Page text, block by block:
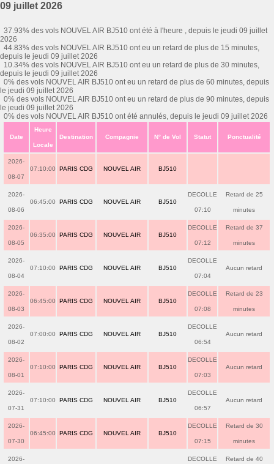
09 juillet 2026
37.93% des vols NOUVEL AIR BJ510 ont été à l'heure , depuis le jeudi 09 juillet
2026
44.83% des vols NOUVEL AIR BJ510 ont eu un retard de plus de 15 minutes,
depuis le jeudi 09 juillet 2026
10.34% des vols NOUVEL AIR BJ510 ont eu un retard de plus de 30 minutes,
depuis le jeudi 09 juillet 2026
0% des vols NOUVEL AIR BJ510 ont eu un retard de plus de 60 minutes, depuis
le jeudi 09 juillet 2026
0% des vols NOUVEL AIR BJ510 ont eu un retard de plus de 90 minutes, depuis
le jeudi 09 juillet 2026
0% des vols NOUVEL AIR BJ510 ont été annulés, depuis le jeudi 09 juillet 2026
Date
Heure
Locale
Destination Compagnie N° de Vol Statut Ponctualité
2026-
08-07
07:10:00 PARIS CDG NOUVEL AIR BJ510
2026-
08-06
06:45:00 PARIS CDG NOUVEL AIR BJ510
DECOLLE
07:10
Retard de 25
minutes
2026-
08-05
06:35:00 PARIS CDG NOUVEL AIR BJ510
DECOLLE
07:12
Retard de 37
minutes
2026-
08-04
07:10:00 PARIS CDG NOUVEL AIR BJ510
DECOLLE
07:04
Aucun retard
2026-
08-03
06:45:00 PARIS CDG NOUVEL AIR BJ510
DECOLLE
07:08
Retard de 23
minutes
2026-
08-02
07:00:00 PARIS CDG NOUVEL AIR BJ510
DECOLLE
06:54
Aucun retard
2026-
08-01
07:10:00 PARIS CDG NOUVEL AIR BJ510
DECOLLE
07:03
Aucun retard
2026-
07-31
07:10:00 PARIS CDG NOUVEL AIR BJ510
DECOLLE
06:57
Aucun retard
2026-
07-30
06:45:00 PARIS CDG NOUVEL AIR BJ510
DECOLLE
07:15
Retard de 30
minutes
2026- DECOLLE Retard de 40